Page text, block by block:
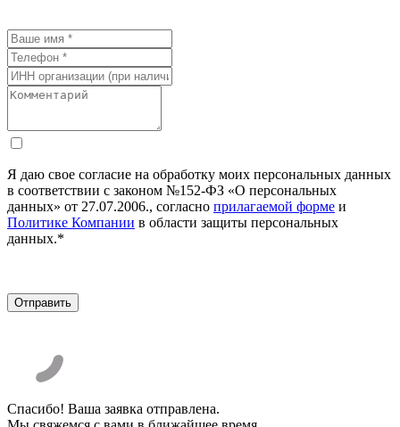
Я даю свое согласие на обработку моих персональных данных
в соответствии с законом №152-ФЗ «О персональных
данных» от 27.07.2006., согласно прилагаемой форме и
Политике Компании в области защиты персональных
данных.*
Спасибо! Ваша заявка отправлена.